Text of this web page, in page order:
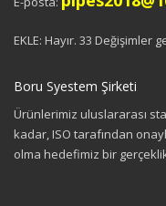
EKLE: Hayır. 33 Değişimler
Boru Syestem Şirketi
Ürünlerimiz uluslararası
kadar, ISO tarafından
olma hedefimiz bir